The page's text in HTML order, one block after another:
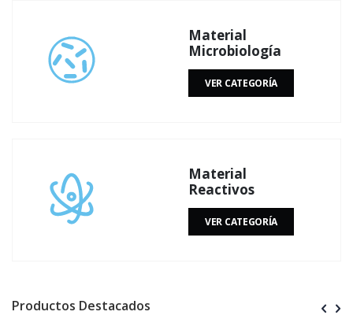
Material
Microbiología
VER CATEGORÍA
Material
Reactivos
VER CATEGORÍA
Productos Destacados